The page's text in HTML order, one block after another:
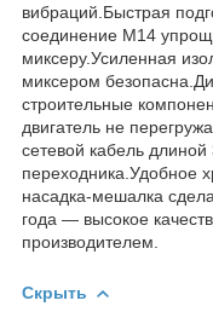
вибраций.Быстрая
соединение М14
миксеру.Усиленная
миксером
строительные
двигатель не
сетевой кабель
переходника.Удобное
насадка-мешалка
года — высокое
производителем.
Скрыть